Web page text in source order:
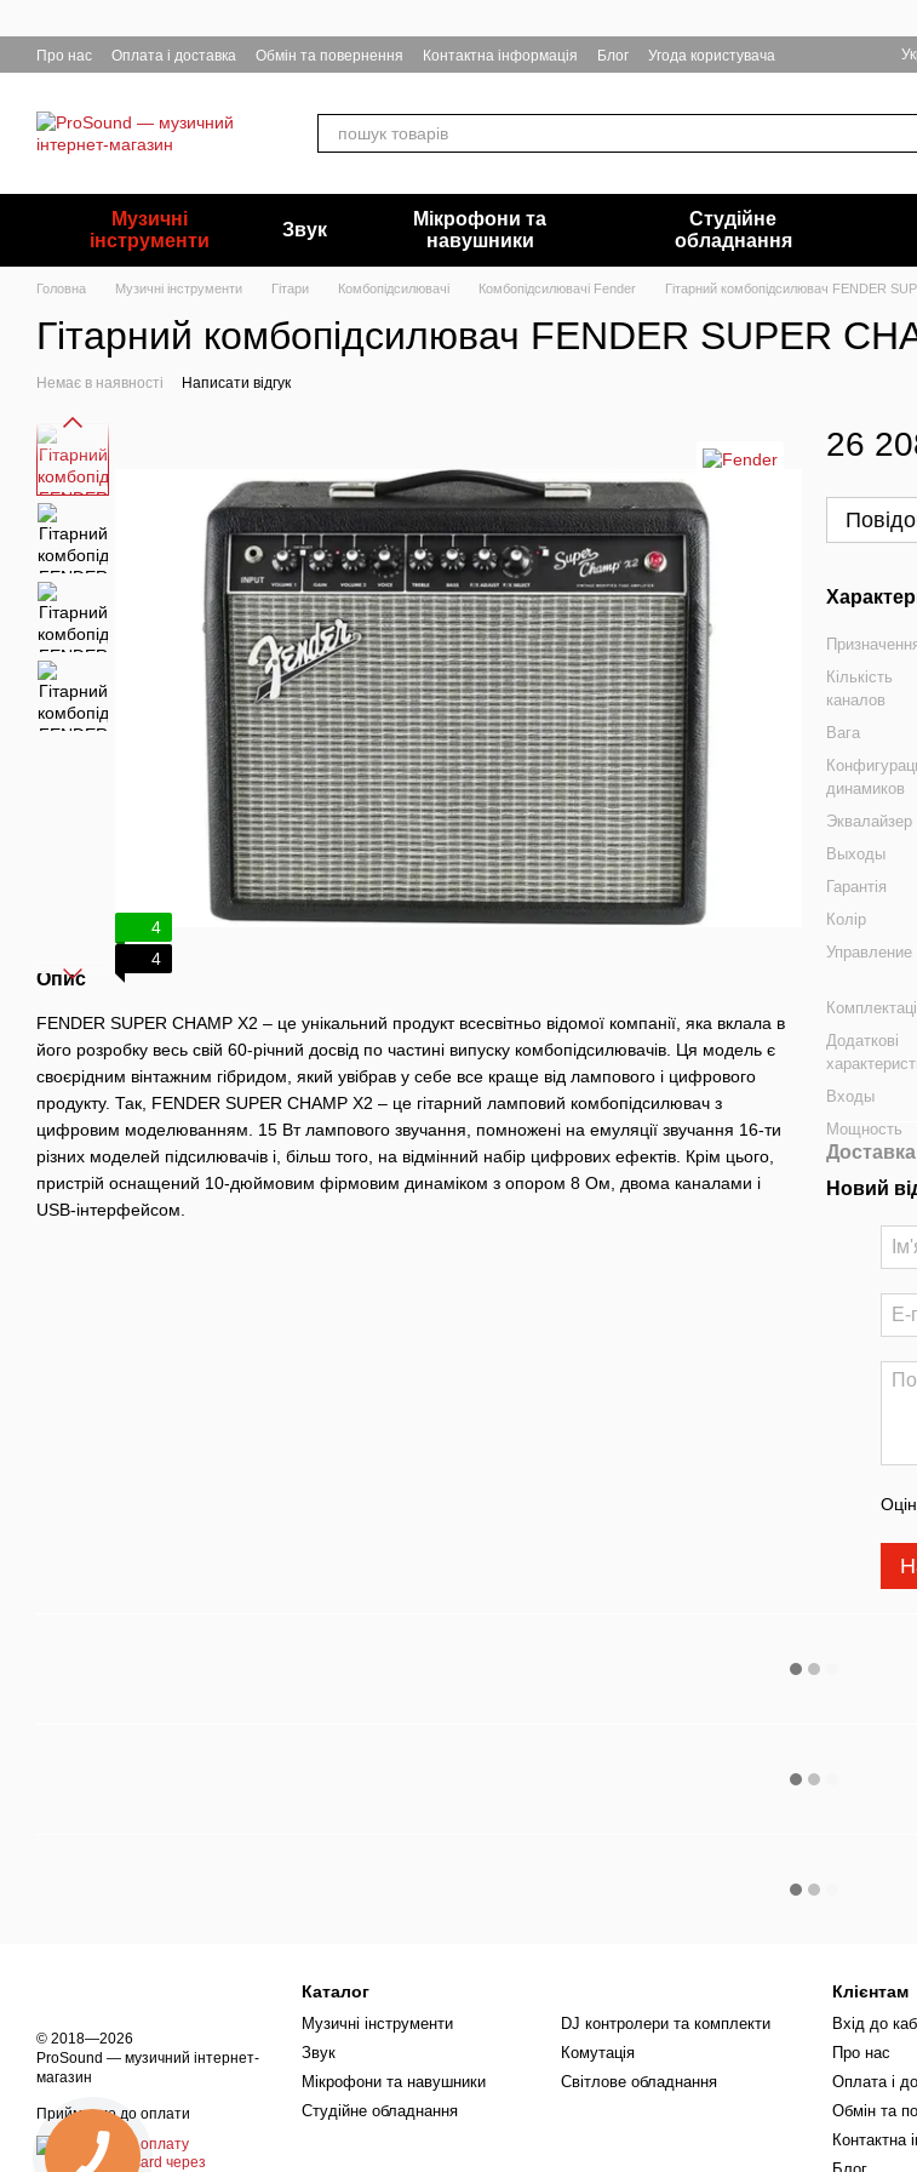
Про нас Оплата і доставка Обмін та повернення Контактна інформація Блог Угода користувача
Музичні
інструменти
Звук
Мікрофони та
навушники
Студійне
обладнання
Головна Музичні інструменти Гітари Комбопідсилювачі Комбопідсилювачі Fender Гітарний комбопідсилювач FENDER
Гітарний комбопідсилювач FENDER SUPER
Немає в наявності Написати відгук
4
4
Опис
FENDER SUPER CHAMP X2 – це унікальний продукт всесвітньо відомої компанії, яка вклала в
його розробку весь свій 60-річний досвід по частині випуску комбопідсилювачів. Ця модель є
своєрідним вінтажним гібридом, який увібрав у себе все краще від лампового і цифрового
продукту. Так, FENDER SUPER CHAMP X2 – це гітарний ламповий комбопідсилювач з
цифровим моделюванням. 15 Вт лампового звучання, помножені на емуляції звучання 16-ти
різних моделей підсилювачів і, більш того, на відмінний набір цифрових ефектів. Крім цього,
пристрій оснащений 10-дюймовим фірмовим динаміком з опором 8 Ом, двома каналами і
USB-інтерфейсом.
26
Кількість
каналов
Вага
динамиков
Эквалайзер
Выходы
Гарантія
Колір
Управление
Додаткові
Входы
Мощность
Доставка
Новий
© 2018—2026
ProSound — музичний інтернет-
магазин
Приймаємо до оплати
Каталог
Музичні інструменти
Звук
Мікрофони та навушники
Студійне обладнання
DJ контролери та комплекти
Комутація
Світлове обладнання
Клієнтам
Вхід до
Про нас
Оплата і
Обмін та
Контактна